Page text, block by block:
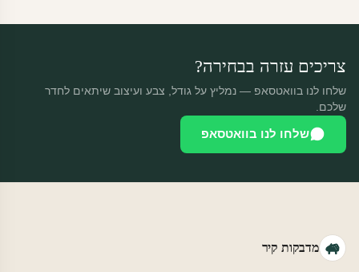
צריכים עזרה בבחירה?
שלחו לנו בוואטסאפ — נמליץ על גודל, צבע ועיצוב שיתאים לחדר
שלכם.
שלחו לנו בוואטסאפ
מדבקות קיר